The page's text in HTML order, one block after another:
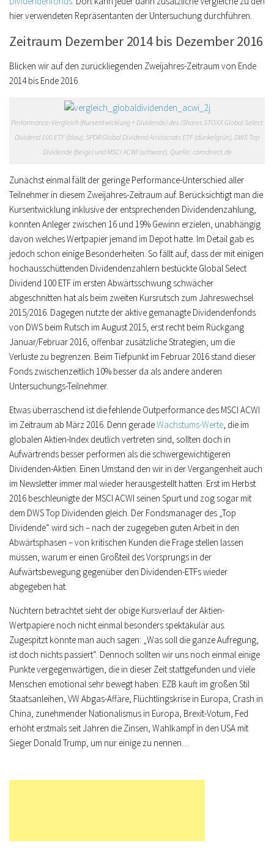
hier verwendeten Repräsentanten der Untersuchung durchführen.
Zeitraum Dezember 2014 bis Dezember 2016
Blicken wir auf den zurückliegenden Zweijahres-Zeitraum von Ende
2014 bis Ende 2016
Performance-Vergleich (Kursentwicklung + Dividende) des iShares STOXX Global Select
Dividend 100 ETF (blau), SPDR Global Dividend Aristocrats ETF (dunkelgrün), DWS Top
Dividende (beige) und MSCI ACWI (schwarz). Quelle: comdirect.de
Zunächst einmal fällt der geringe Performance-Unterschied aller
Teilnehmer in diesem Zweijahres-Zeitraum auf. Berücksichtigt man die
Kursentwicklung inklusive der entsprechenden Dividendenzahlung,
konnten Anleger zwischen 16 und 19% Gewinn erzielen, unabhängig
davon welches Wertpapier jemand im Depot hatte. Im Detail gab es
jedoch schon einige Besonderheiten. So fällt auf, dass der mit einigen
hochausschüttenden Dividendenzahlern bestückte Global Select
Dividend 100 ETF im ersten Abwärtsschwung schwächer
abgeschnitten hat als beim zweiten Kursrutsch zum Jahreswechsel
2015/2016. Dagegen nutzte der aktive gemanagte Dividendenfonds
von DWS beim Rutsch im August 2015, erst recht beim Rückgang
Januar/Februar 2016, offenbar zusätzliche Strategien, um die
Verluste zu begrenzen. Beim Tiefpunkt im Februar 2016 stand dieser
Fonds zwischenzeitlich 10% besser da als andere anderen
Untersuchungs-Teilnehmer.
Etwas überraschend ist die fehlende Outperformance des MSCI ACWI
im Zeitraum ab März 2016. Denn geradeWachstums-Werte, die im
globalen Aktien-Index deutlich vertreten sind, sollten doch in
Aufwärtrends besser performen als die schwergewichtigeren
Dividenden-Aktien. Einen Umstand den wir in der Vergangenheit auch
im Newsletter immer mal wieder herausgestellt hatten. Erst im Herbst
2016 beschleunigte der MSCI ACWI seinen Spurt und zog sogar mit
dem DWS Top Dividenden gleich. Der Fondsmanager des „Top
Dividende“ wird sich – nach der zugegeben guten Arbeit in den
Abwärtsphasen – von kritischen Kunden die Frage stellen lassen
müssen, warum er einen Großteil des Vorsprungs in der
Aufwärtsbewegung gegenüber den Dividenden-ETFs wieder
abgegeben hat.
Nüchtern betrachtet sieht der obige Kursverlauf der Aktien-
Wertpapiere noch nicht einmal besonders spektakulär aus.
Zugespitzt könnte man auch sagen: „Was soll die ganze Aufregung,
ist doch nichts passiert“. Dennoch sollten wir uns noch einmal einige
Punkte vergegenwärtigen, die in dieser Zeit stattgefunden und viele
Menschen emotional sehr bewegt haben: EZB kauft im großen Stil
Staatsanleihen, VW Abgas-Affäre, Flüchtlingskrise in Europa, Crash in
China, zunehmender Nationalismus in Europa, Brexit-Votum, Fed
erhöht erstmals seit Jahren die Zinsen, Wahlkampf in den USA mit
Sieger Donald Trump, um nur einige zu nennen…